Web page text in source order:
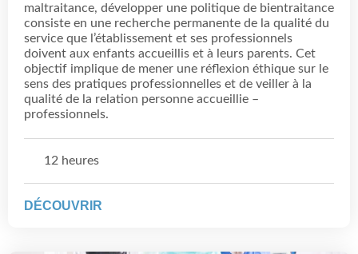
maltraitance, développer une politique de bientraitance
consiste en une recherche permanente de la qualité du
service que l’établissement et ses professionnels
doivent aux enfants accueillis et à leurs parents. Cet
objectif implique de mener une réflexion éthique sur le
sens des pratiques professionnelles et de veiller à la
qualité de la relation personne accueillie –
professionnels.
12 heures
DÉCOUVRIR